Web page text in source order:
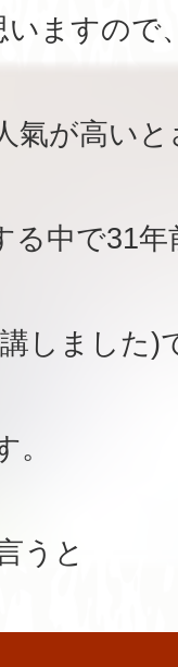
いますの
氣が高い
中で31
しました
うと